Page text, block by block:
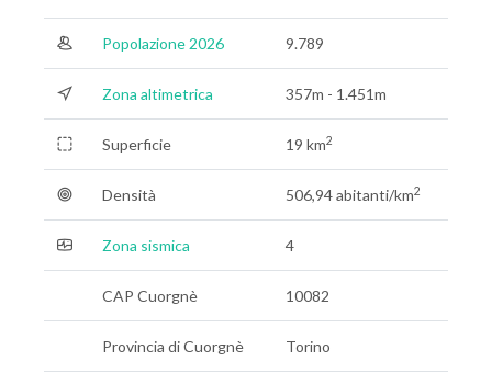
Popolazione 2026 9.789
Zona altimetrica 357m - 1.451m
Superficie 19 km2
Densità 506,94 abitanti/km2
Zona sismica 4
CAP Cuorgnè 10082
Provincia di Cuorgnè Torino